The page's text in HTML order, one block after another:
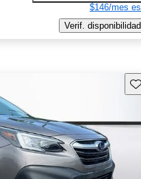
$146/mes
Verif. disponibilidad